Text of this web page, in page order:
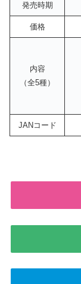
発売時期
価格
内容
（全5種）
JANコード